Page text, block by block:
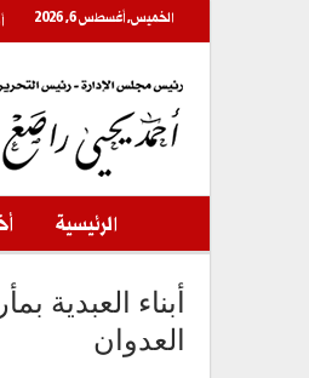
الخميس, أغسطس 6, 2026
الرئيسية
أبناء
العدوان